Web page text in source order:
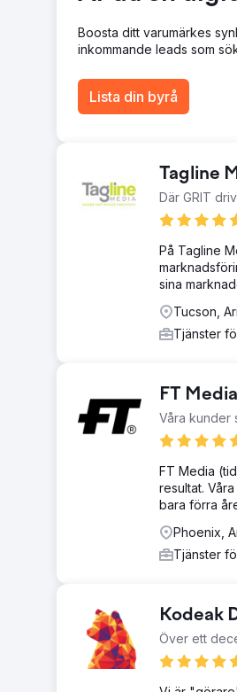
Gå till byråsida
Boosta ditt varumärkes
inkommande leads som
Lista din byrå
Tagline
Där GRIT
På Tagline
sina
Tucson,
Tjänster
FT Media
Våra kunder
FT Media
resultat.
bara förra
Phoenix,
Tjänster
Kodeak
Över ett